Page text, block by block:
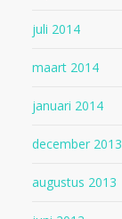
juli 2014
maart 2014
januari 2014
december 2013
augustus 2013